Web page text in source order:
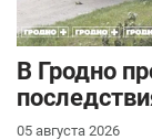
В Гродно
05 августа 2026